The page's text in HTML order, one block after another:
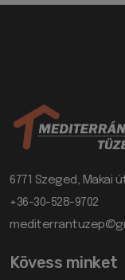
6771 Szeged, Makai
+36-30-528-9702
Kövess minket